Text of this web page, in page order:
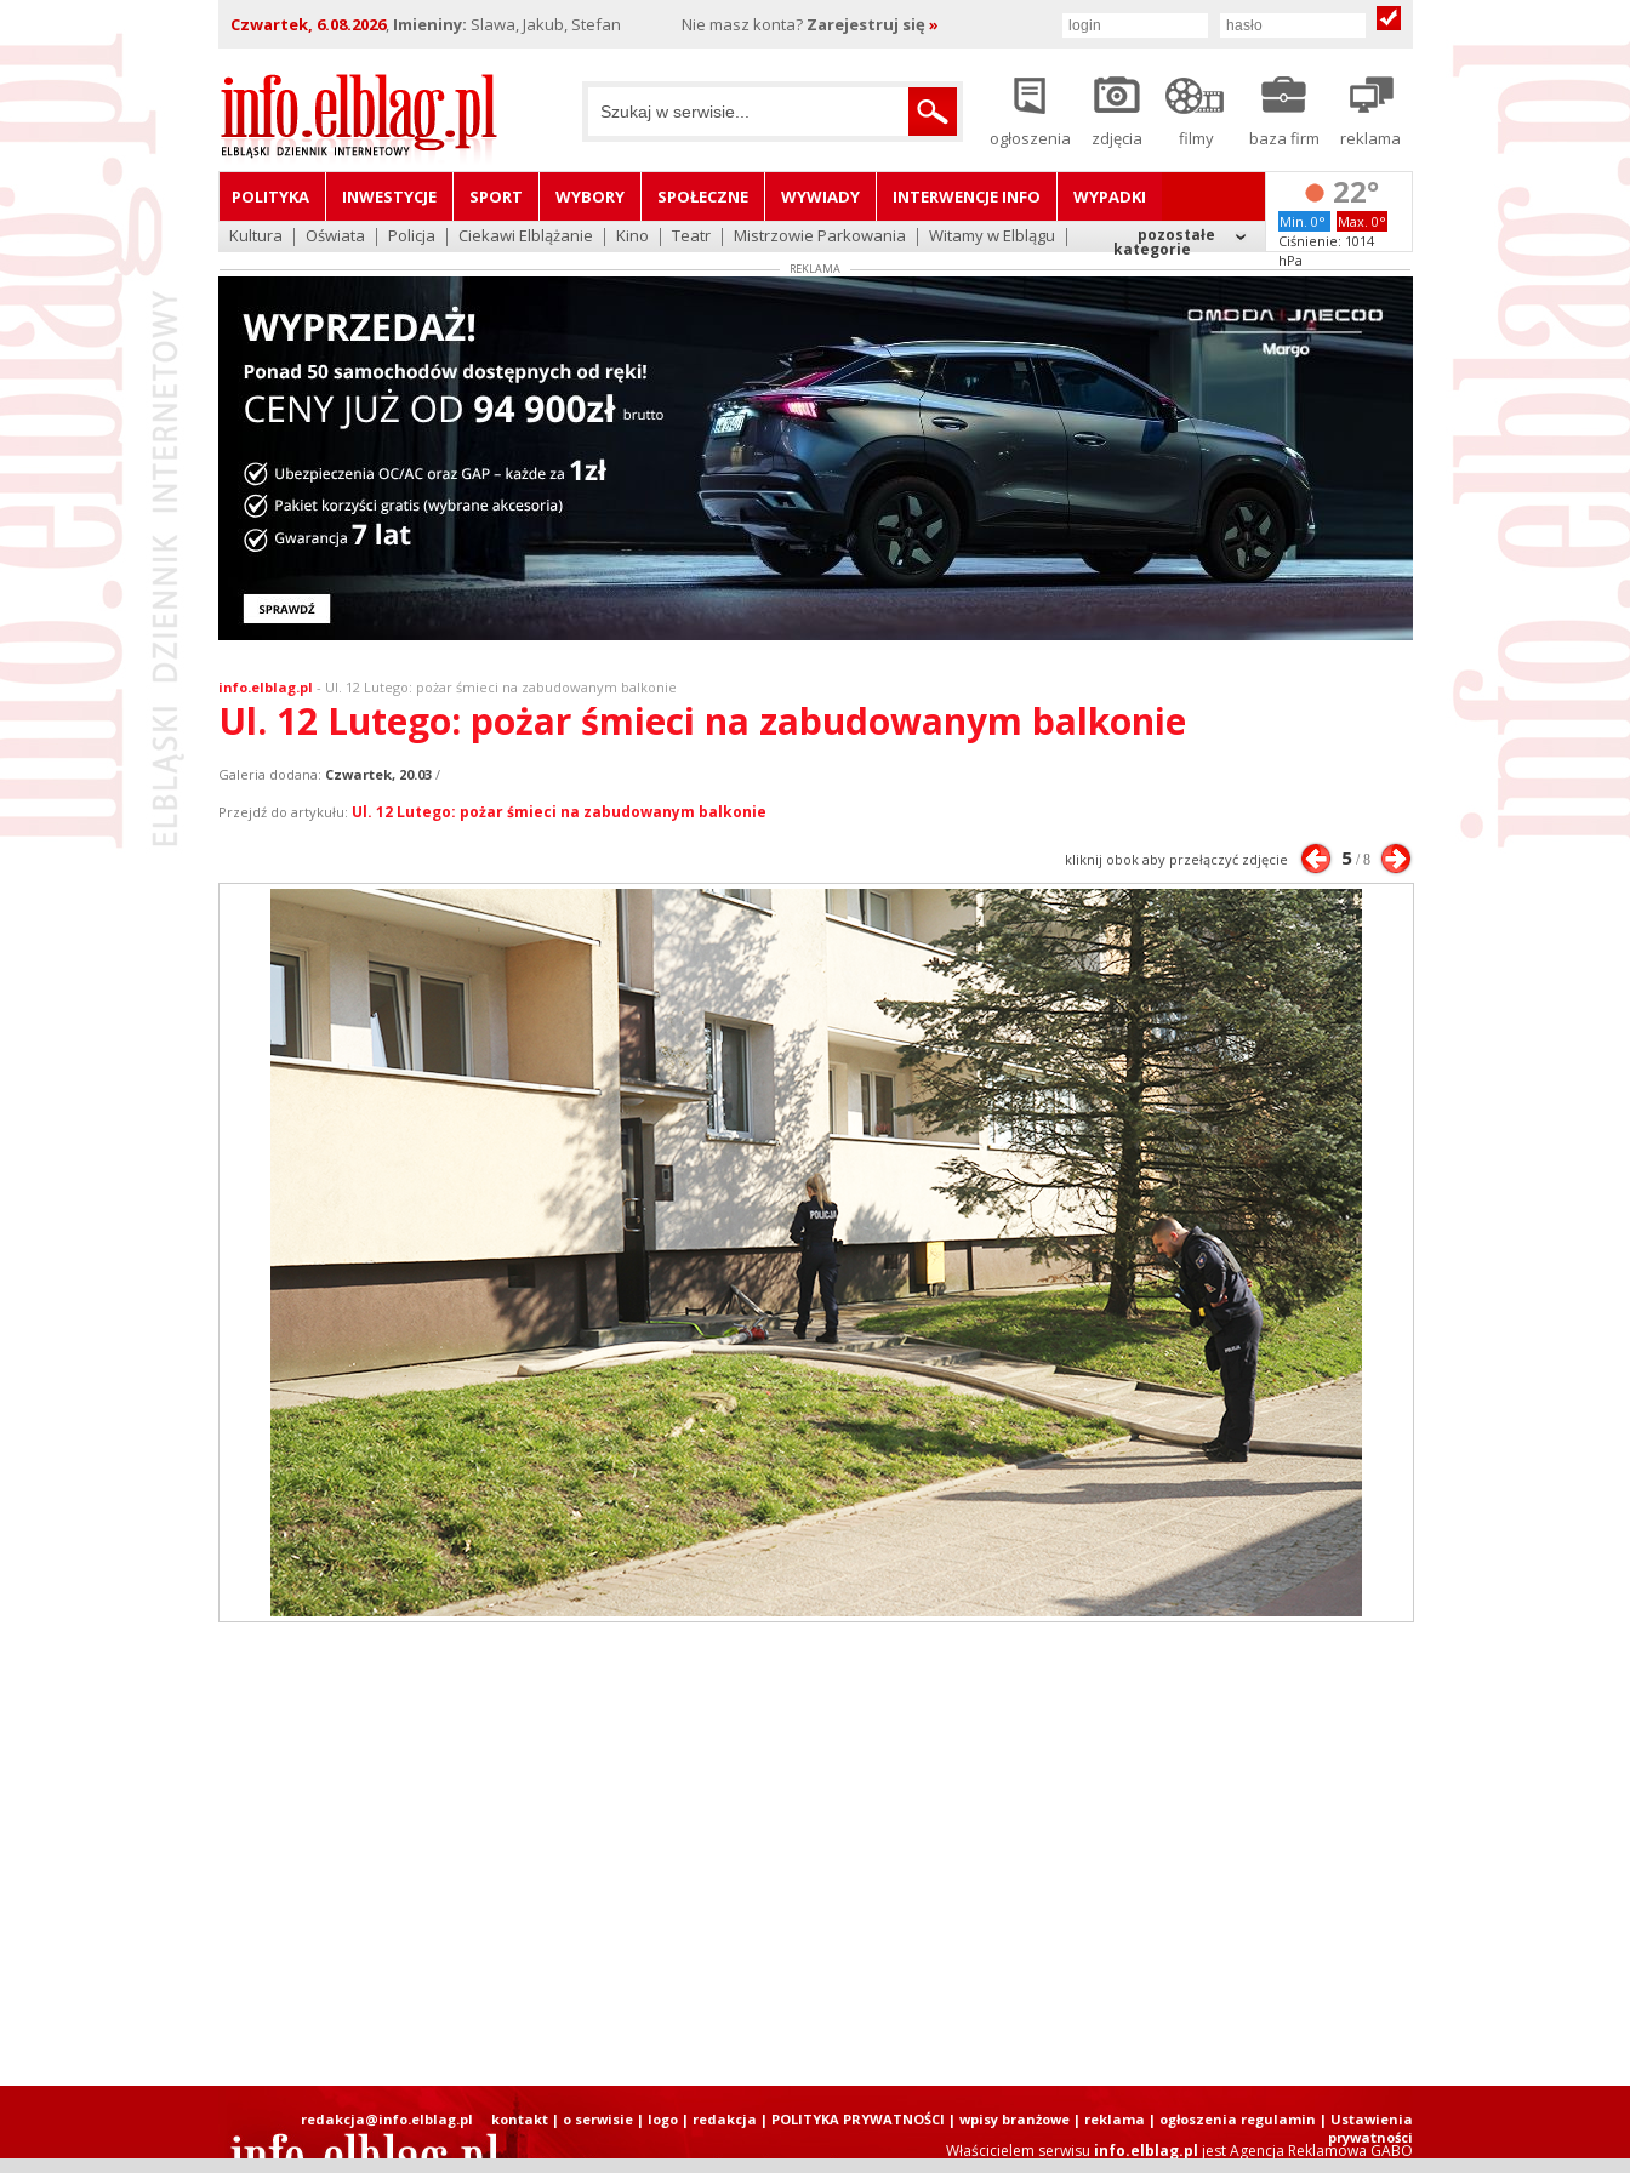
Czwartek, 6.08.2026, Imieniny: Slawa, Jakub, Stefan Nie masz konta? Zarejestruj się »
ogłoszenia zdjęcia filmy baza firm reklama
POLITYKA INWESTYCJE SPORT WYBORY SPOŁECZNE WYWIADY INTERWENCJE INFO
WYPADKI
Kultura
Oświata Policja Ciekawi Elblążanie Kino Teatr Mistrzowie Parkowania Witamy w Elblągu pozostałe
kategorie
22°
Min. 0°
Max. 0°
Ciśnienie: 1014
hPa
REKLAMA
info.elblag.pl - Ul. 12 Lutego: pożar śmieci na zabudowanym balkonie
Ul. 12 Lutego: pożar śmieci na zabudowanym balkonie
Galeria dodana: Czwartek, 20.03/
Przejdź do artykułu: Ul. 12 Lutego: pożar śmieci na zabudowanym balkonie
kliknij obok aby przełączyć zdjęcie 5/ 8
Właścicielem serwisu info.elblag.pl jestAgencja Reklamowa GABO
redakcja@info.elblag.pl kontakt| o serwisie| logo| redakcja | POLITYKA PRYWATNOŚCI | wpisy branżowe| reklama | ogłoszenia regulamin | Ustawienia
prywatności